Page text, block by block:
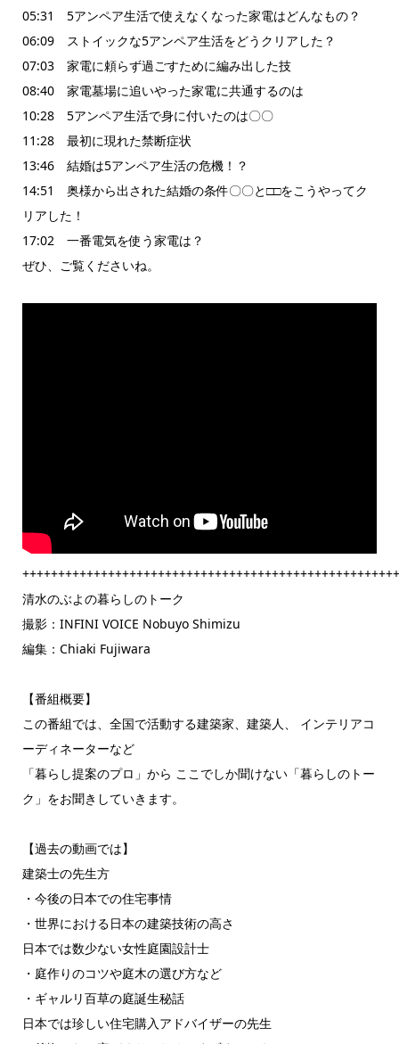
05:31 5アンペア生活で使えなくなった家電はどんなもの？
06:09 ストイックな5アンペア生活をどうクリアした？
07:03 家電に頼らず過ごすために編み出した技
08:40 家電墓場に追いやった家電に共通するのは
10:28 5アンペア生活で身に付いたのは〇〇
11:28 最初に現れた禁断症状
13:46 結婚は5アンペア生活の危機！？
14:51 奥様から出された結婚の条件〇〇と□□をこうやってク
リアした！
17:02 一番電気を使う家電は？
ぜひ、ご覧くださいね。
清水のぶよの暮らしのトーク
撮影：INFINI VOICE Nobuyo Shimizu
編集：Chiaki Fujiwara
【番組概要】
この番組では、全国で活動する建築家、建築人、 インテリアコ
ーディネーターなど
「暮らし提案のプロ」から ここでしか聞けない「暮らしのトー
ク」をお聞きしていきます。
【過去の動画では】
建築士の先生方
・今後の日本での住宅事情
・世界における日本の建築技術の高さ
日本では数少ない女性庭園設計士
・庭作りのコツや庭木の選び方など
・ギャルリ百草の庭誕生秘話
日本では珍しい住宅購入アドバイザーの先生